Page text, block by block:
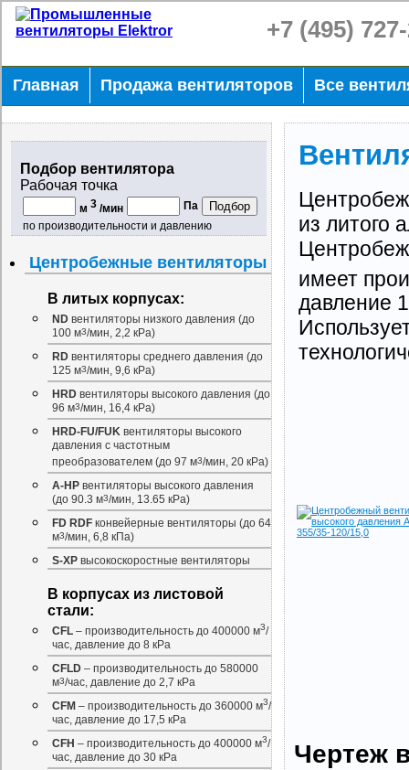
+7 (495)
Главная Продажа вентиляторов Все
из литого
имеет
давление
Чертеж
Подбор вентилятора
Рабочая точка
м 3 /мин
Па
по производительности и давлению
Центробежные вентиляторы
В литых корпусах:
ND вентиляторы низкого давления (до
100 м3/мин, 2,2 кРа)
RD вентиляторы среднего давления (до
125 м3/мин, 9,6 кРа)
HRD вентиляторы высокого давления (до
96 м3/мин, 16,4 кРа)
HRD-FU/FUK вентиляторы высокого
давления с частотным
преобразователем (до 97 м3/мин, 20 кРа)
A-HP вентиляторы высокого давления
(до 90.3 м3/мин, 13.65 кРа)
FD RDF конвейерные вентиляторы (до 64
м3/мин, 6,8 кПа)
S-XP высокоскоростные вентиляторы
В корпусах из листовой
стали:
CFL – производительность до 400000 м3/
час, давление до 8 кРа
CFLD – производительность до 580000
м3/час, давление до 2,7 кРа
CFM – производительность до 360000 м3/
час, давление до 17,5 кРа
CFH – производительность до 400000 м3/
час, давление до 30 кРа